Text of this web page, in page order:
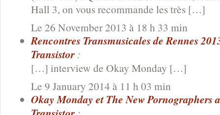
Hall 3, on vous recommande les très […]
Le 26 November 2013 à 18 h 33 min
Rencontres Transmusicales de Rennes
Transistor :
[…] interview de Okay Monday […]
Le 9 January 2014 à 11 h 03 min
Okay Monday et The New Pornographers